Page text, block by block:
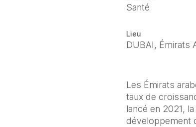
Santé
Lieu
DUBAI, Émirats
Les Émirats
taux de
lancé en 2021,
développement